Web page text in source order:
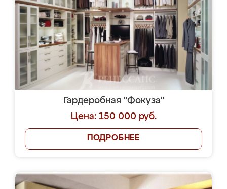
Гардеробная "Фокуза"
Цена: 150 000 руб.
ПОДРОБНЕЕ